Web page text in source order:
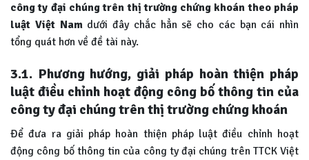
công ty đại chúng trên thị trường chứng khoán theo pháp
luật Việt Nam dưới đây chắc hẳn sẽ cho các bạn cái nhìn
tổng quát hơn về đề tài này.
3.1. Phương hướng, giải pháp hoàn thiện pháp
luật điều chỉnh hoạt động công bố thông tin của
công ty đại chúng trên thị trường chứng khoán
Để đưa ra giải pháp hoàn thiện pháp luật điều chỉnh hoạt
động công bố thông tin của công ty đại chúng trên TTCK Việt